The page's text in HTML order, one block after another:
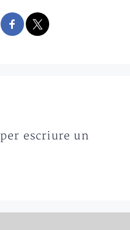
per escriure un